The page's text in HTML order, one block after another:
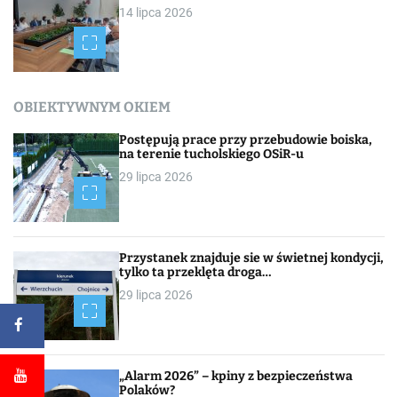
14 lipca 2026
OBIEKTYWNYM OKIEM
Postępują prace przy przebudowie boiska,
na terenie tucholskiego OSiR-u
29 lipca 2026
Przystanek znajduje sie w świetnej kondycji,
tylko ta przeklęta droga…
29 lipca 2026
„Alarm 2026” – kpiny z bezpieczeństwa
Polaków?